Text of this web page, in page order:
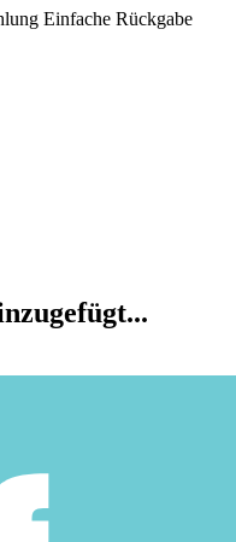
Einfache Rückgabe